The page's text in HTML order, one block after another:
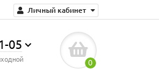
Личный кабинет
05
0